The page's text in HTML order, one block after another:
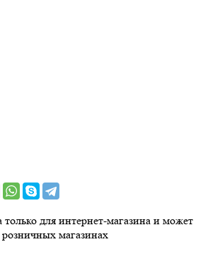
только для интернет-магазина и может
розничных магазинах